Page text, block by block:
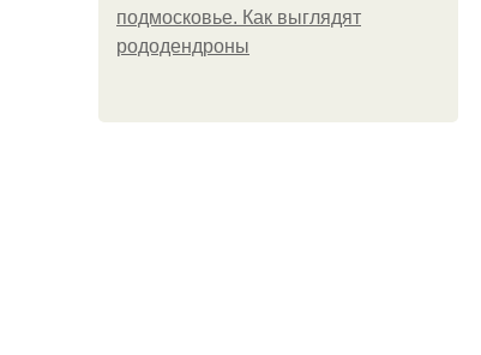
подмосковье. Как выглядят
рододендроны